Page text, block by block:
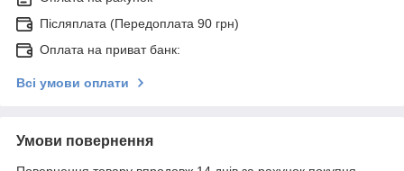
Післяплата (Передоплата 90 грн)
Оплата на приват банк:
Всі умови оплати
Умови повернення